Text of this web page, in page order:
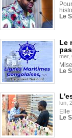
Le
Le
mer,
Le
lun,
Elle
Le